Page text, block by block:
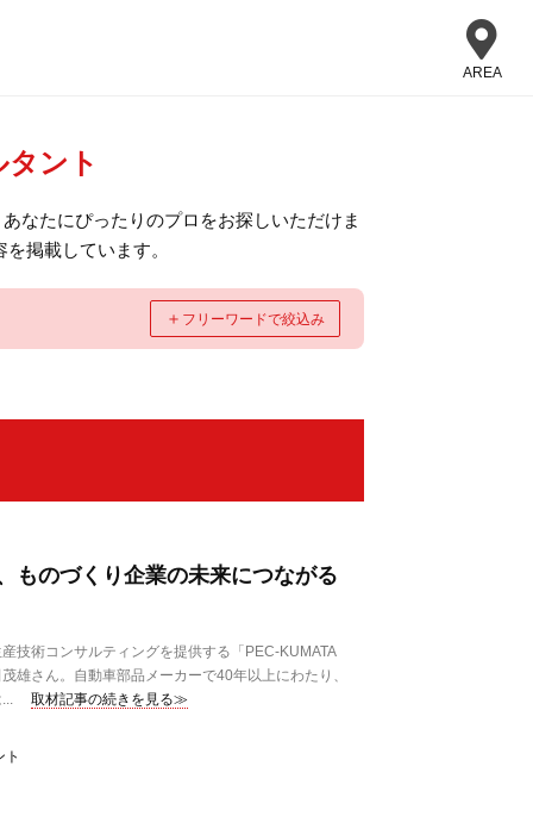
AREA
ント
なたにぴったりのプロをお探しいただけま
掲載しています。
＋ フリーワードで絞込み
ものづくり企業の未来につながる
技術コンサルティングを提供する「PEC-KUMATA
雄さん。自動車部品メーカーで40年以上にわたり、
取材記事の続きを見る≫
ト